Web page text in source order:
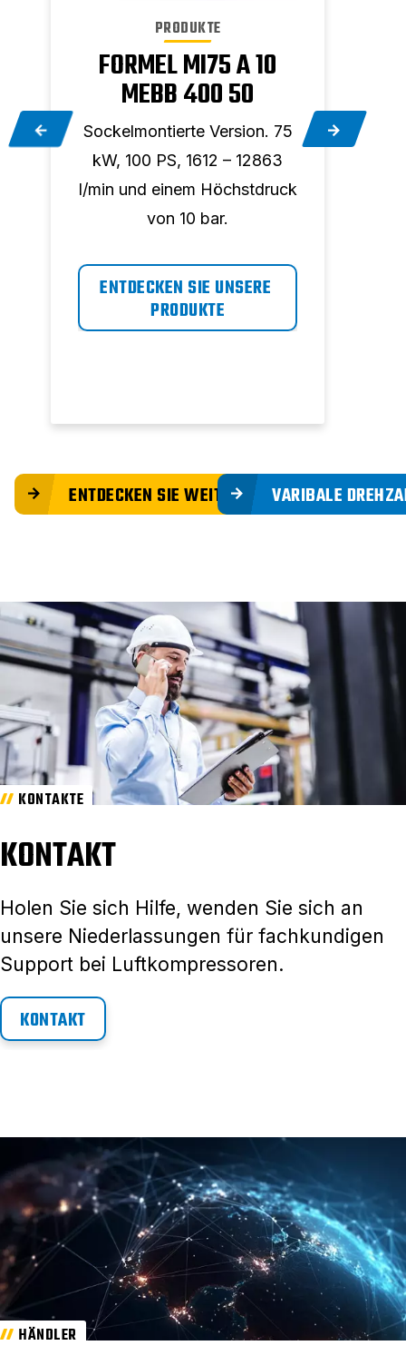
PRODUKTE
FORMEL MI75 A 10
MEBB 400 50
Sockelmontierte Version. 75
kW, 100 PS, 1612 – 12863
l/min und einem Höchstdruck
von 10 bar.
ENTDECKEN SIE UNSERE
PRODUKTE
ENTDECKEN SIE WEITERE PRODUKTE
VARIBALE
KONTAKTE
KONTAKT
Holen Sie sich Hilfe, wenden Sie sich an
unsere Niederlassungen für fachkundigen
Support bei Luftkompressoren.
KONTAKT
HÄNDLER